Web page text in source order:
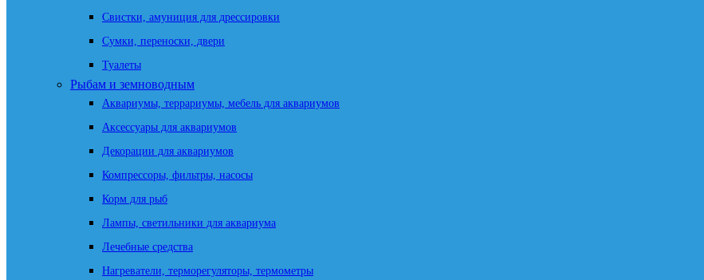
Свистки, амуниция для дрессировки
Сумки, переноски, двери
Туалеты
Рыбам и земноводным
Аквариумы, террариумы, мебель для аквариумов
Аксессуары для аквариумов
Декорации для аквариумов
Компрессоры, фильтры, насосы
Корм для рыб
Лампы, светильники для аквариума
Лечебные средства
Нагреватели, терморегуляторы, термометры